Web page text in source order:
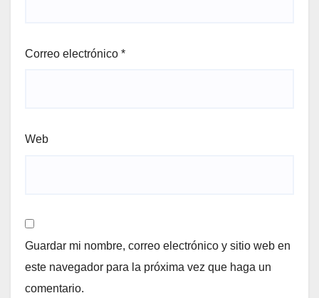
Correo electrónico *
Web
Guardar mi nombre, correo electrónico y sitio web en
este navegador para la próxima vez que haga un
comentario.